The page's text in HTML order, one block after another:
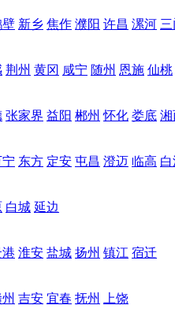
壁 新乡 焦作 濮阳 许昌 漯河
荆州 黄冈 咸宁 随州 恩施 仙桃
张家界 益阳 郴州 怀化 娄底 湘
宁 东方 定安 屯昌 澄迈 临高
白城 延边
淮安 盐城 扬州 镇江 宿迁
吉安 宜春 抚州 上饶